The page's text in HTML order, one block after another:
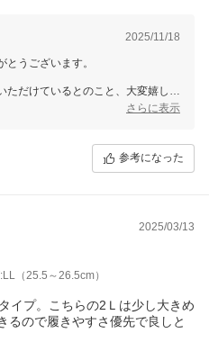
2025/11/18
とうございます。
だけているとのこと、大変嬉しく
きやすいとのご意見も、今後の参考
きるよう努めてまいりますので、ま
さらに表示
参考になった
2025/03/13
（25.5～26.5cm）
イプ。こちらの2Ｌは少し大きめ
るので履きやすさ優先で良しと